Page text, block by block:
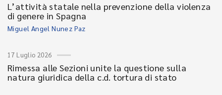
L’attività statale nella prevenzione della violenza
di genere in Spagna
Miguel Angel Nunez Paz
17 Luglio 2026
Rimessa alle Sezioni unite la questione sulla
natura giuridica della c.d. tortura di stato